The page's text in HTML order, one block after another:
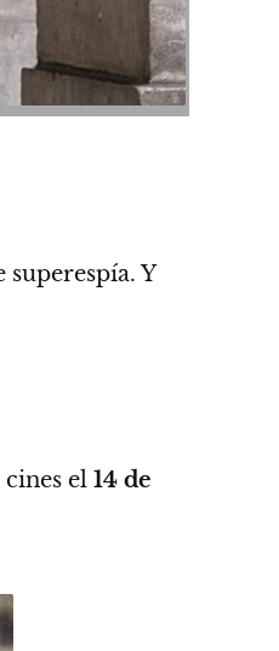
superespía. Y
cines el 14 de